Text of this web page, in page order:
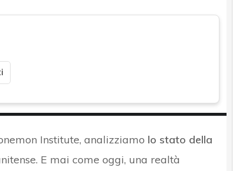
Institute, analizziamo lo stato della
E mai come oggi, una realtà